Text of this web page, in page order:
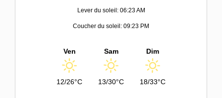
Lever du soleil: 06:23 AM
Coucher du soleil: 09:23 PM
Ven
12/26°C
Sam
13/30°C
Dim
18/33°C